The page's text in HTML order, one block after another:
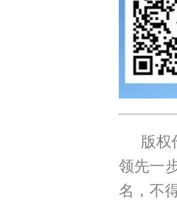
版权
领先一
名，不